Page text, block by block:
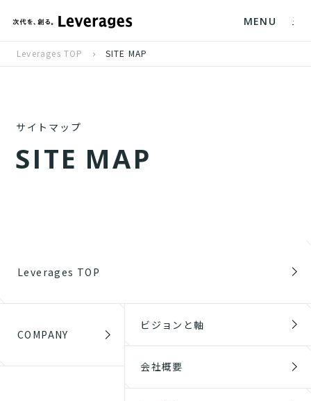
MENU
Leverages TOP SITE MAP
サイトマップ
SITE MAP
Leverages TOP
COMPANY
ビジョンと軸
会社概要